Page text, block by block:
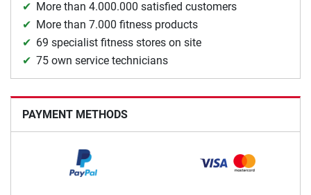
More than 4.000.000 satisfied customers
More than 7.000 fitness products
69 specialist fitness stores on site
75 own service technicians
PAYMENT METHODS